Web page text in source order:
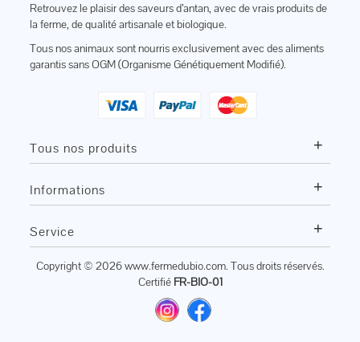
Retrouvez le plaisir des saveurs d’antan, avec de vrais produits de
la ferme, de qualité artisanale et biologique.
Tous nos animaux sont nourris exclusivement avec des aliments
garantis sans OGM (Organisme Génétiquement Modifié).
Tous nos produits +
Informations +
Service +
Copyright © 2026www.fermedubio.com. Tous droits réservés.
Certifié FR-BIO-01